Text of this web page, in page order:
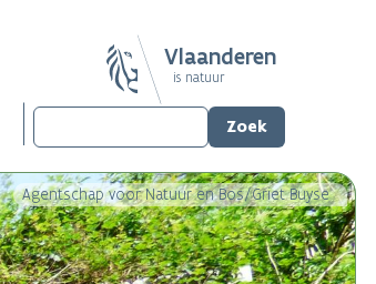
Vlaanderen
is natuur
Agentschap voor Natuur en Bos/Griet Buyse